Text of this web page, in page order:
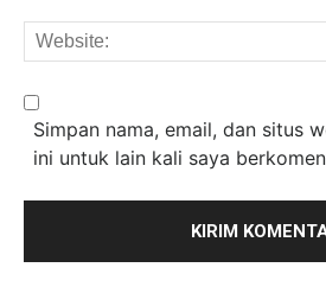
Simpan nama, email, dan situs
ini untuk lain kali saya